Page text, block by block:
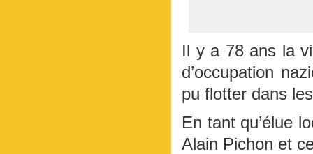
Il y a 78 ans la
d’occupation
pu flotter dans
En tant qu’élue
Alain Pichon et